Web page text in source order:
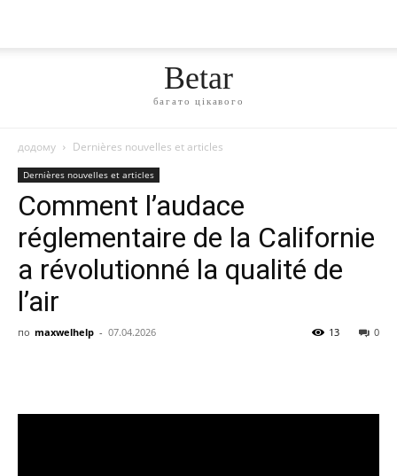
Betar
багато цікавого
додому Dernières nouvelles et articles
Dernières nouvelles et articles
Comment l’audace
réglementaire de la Californie
a révolutionné la qualité de
l’air
по maxwelhelp - 07.04.2026 0
13